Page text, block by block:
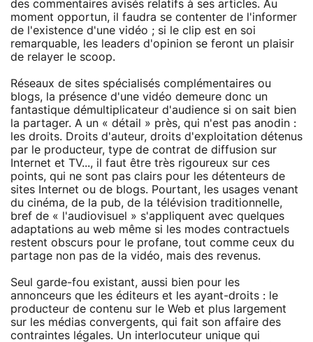
des commentaires avisés relatifs à ses articles. Au
moment opportun, il faudra se contenter de l'informer
de l'existence d'une vidéo ; si le clip est en soi
remarquable, les leaders d'opinion se feront un plaisir
de relayer le scoop.
Réseaux de sites spécialisés complémentaires ou
blogs, la présence d'une vidéo demeure donc un
fantastique démultiplicateur d'audience si on sait bien
la partager. A un « détail » près, qui n'est pas anodin :
les droits. Droits d'auteur, droits d'exploitation détenus
par le producteur, type de contrat de diffusion sur
Internet et TV..., il faut être très rigoureux sur ces
points, qui ne sont pas clairs pour les détenteurs de
sites Internet ou de blogs. Pourtant, les usages venant
du cinéma, de la pub, de la télévision traditionnelle,
bref de « l'audiovisuel » s'appliquent avec quelques
adaptations au web même si les modes contractuels
restent obscurs pour le profane, tout comme ceux du
partage non pas de la vidéo, mais des revenus.
Seul garde-fou existant, aussi bien pour les
annonceurs que les éditeurs et les ayant-droits : le
producteur de contenu sur le Web et plus largement
sur les médias convergents, qui fait son affaire des
contraintes légales. Un interlocuteur unique qui